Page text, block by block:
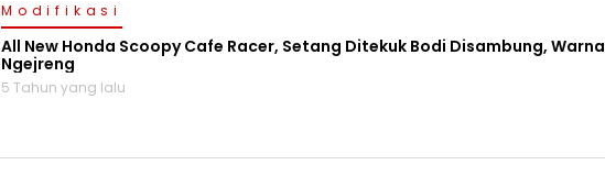
Modifikasi
All New Honda Scoopy Cafe Racer, Setang Ditekuk Bodi Disambung, Warna
Ngejreng
5 Tahun yang lalu